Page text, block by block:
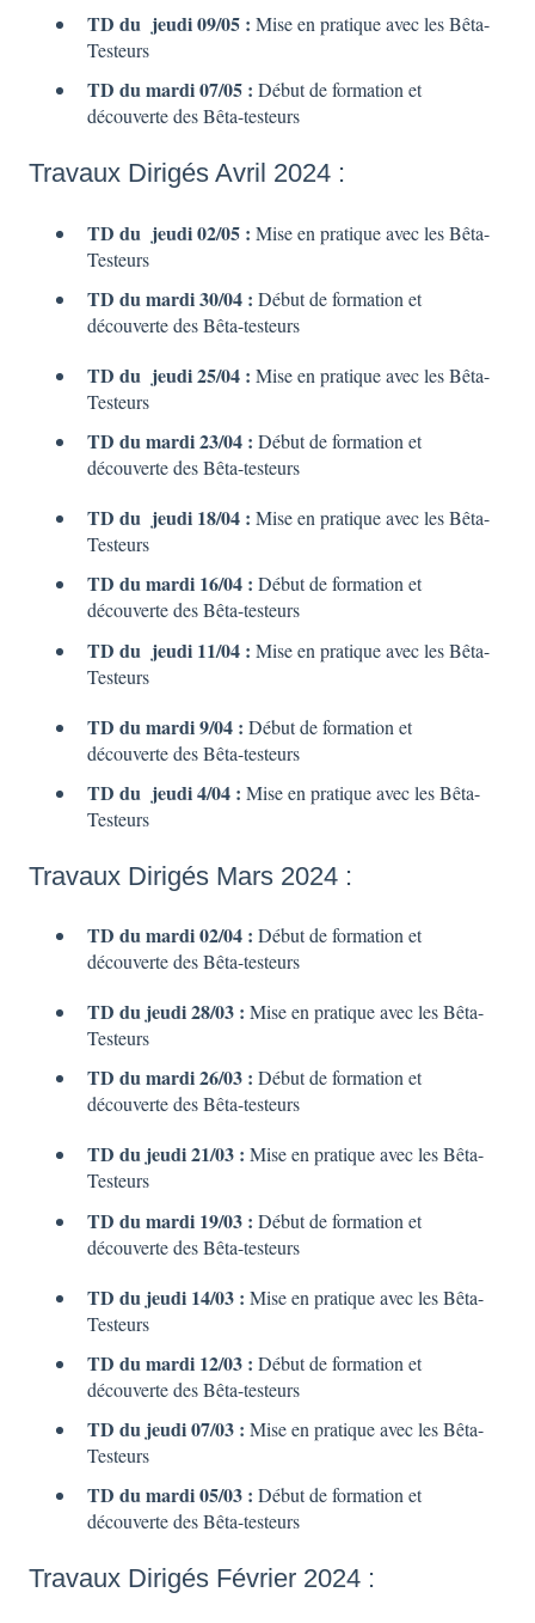
TD du jeudi 09/05 : Mise en pratique avec les Bêta-
Testeurs
TD du mardi 07/05 : Début de formation et
découverte des Bêta-testeurs
Travaux Dirigés Avril 2024 :
TD du jeudi 02/05 : Mise en pratique avec les Bêta-
Testeurs
TD du mardi 30/04 : Début de formation et
découverte des Bêta-testeurs
TD du jeudi 25/04 : Mise en pratique avec les Bêta-
Testeurs
TD du mardi 23/04 : Début de formation et
découverte des Bêta-testeurs
TD du jeudi 18/04 : Mise en pratique avec les Bêta-
Testeurs
TD du mardi 16/04 : Début de formation et
découverte des Bêta-testeurs
TD du jeudi 11/04 : Mise en pratique avec les Bêta-
Testeurs
TD du mardi 9/04 : Début de formation et
découverte des Bêta-testeurs
TD du jeudi 4/04 : Mise en pratique avec les Bêta-
Testeurs
Travaux Dirigés Mars 2024 :
TD du mardi 02/04 : Début de formation et
découverte des Bêta-testeurs
TD du jeudi 28/03 : Mise en pratique avec les Bêta-
Testeurs
TD du mardi 26/03 : Début de formation et
découverte des Bêta-testeurs
TD du jeudi 21/03 : Mise en pratique avec les Bêta-
Testeurs
TD du mardi 19/03 : Début de formation et
découverte des Bêta-testeurs
TD du jeudi 14/03 : Mise en pratique avec les Bêta-
Testeurs
TD du mardi 12/03 : Début de formation et
découverte des Bêta-testeurs
TD du jeudi 07/03 : Mise en pratique avec les Bêta-
Testeurs
TD du mardi 05/03 : Début de formation et
découverte des Bêta-testeurs
Travaux Dirigés Février 2024 :